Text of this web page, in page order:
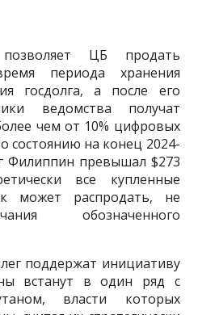
ЦБ продать
периода хранения
госдолга, а после его
ведомства получат
чем от 10% цифровых
состоянию на конец 2024-
Филиппин превышал $273
все купленные
может распродать, не
обозначенного
поддержат инициативу
встанут в один ряд с
власти которых